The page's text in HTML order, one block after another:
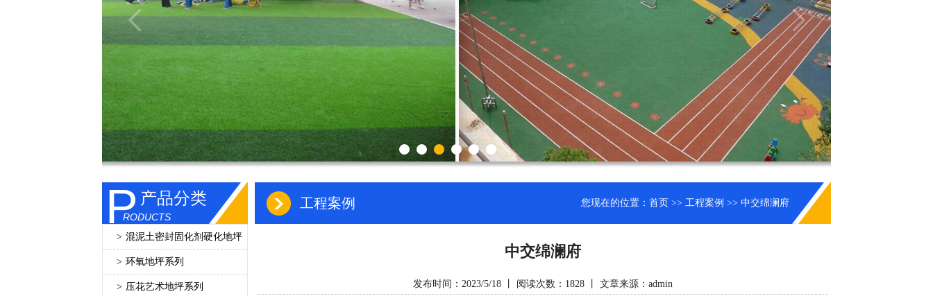
P产品分类
RODUCTS
> 混泥土密封固化剂硬化地坪
> 环氧地坪系列
> 压花艺术地坪系列
您现在的位置： 首页 >> 工程案例 >> 中交绵澜府
工程案例
中交绵澜府
发布时间：2023/5/18 丨 阅读次数：1828 丨 文章来源：admin